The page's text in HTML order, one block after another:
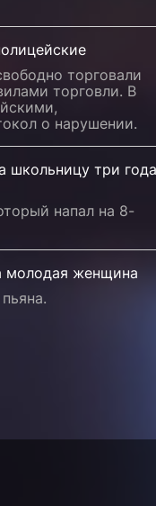
торговали
торговли. В
о нарушении.
школьницу три года
напал на 8-
молодая женщина